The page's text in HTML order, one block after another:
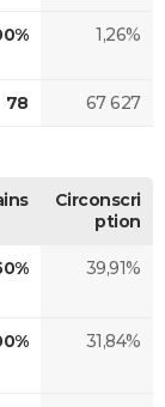
1,26%
78 67 627
Circonscri
ption
39,91%
31,84%